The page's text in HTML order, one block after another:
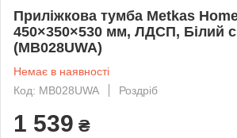
Приліжкова тумба Metkas
450×350×530 мм, ЛДСП, Білий
(MB028UWA)
Немає в наявності
Код: MB028UWA
Роздріб
1 539 ₴